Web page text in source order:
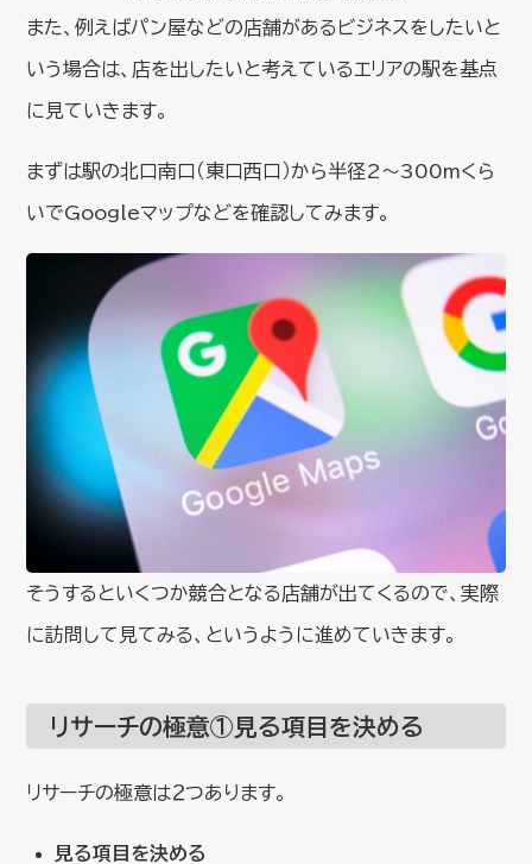
また、例えばパン屋などの店舗があるビジネスをしたいと
いう場合は、店を出したいと考えているエリアの駅を基点
に見ていきます。
まずは駅の北口南口（東口西口）から半径2～300mくら
いでGoogleマップなどを確認してみます。
そうするといくつか競合となる店舗が出てくるので、実際
に訪問して見てみる、というように進めていきます。
リサーチの極意①見る項目を決める
リサーチの極意は２つあります。
見る項目を決める